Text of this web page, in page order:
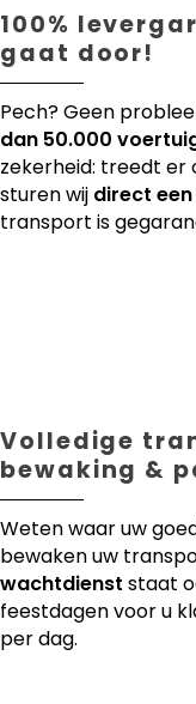
100%
gaat door!
Pech? Geen
dan 50.000
zekerheid: treedt
sturen wij direct
transport is
Volledige
bewaking &
Weten waar uw
bewaken uw
wachtdienst staat
feestdagen voor u
per dag.